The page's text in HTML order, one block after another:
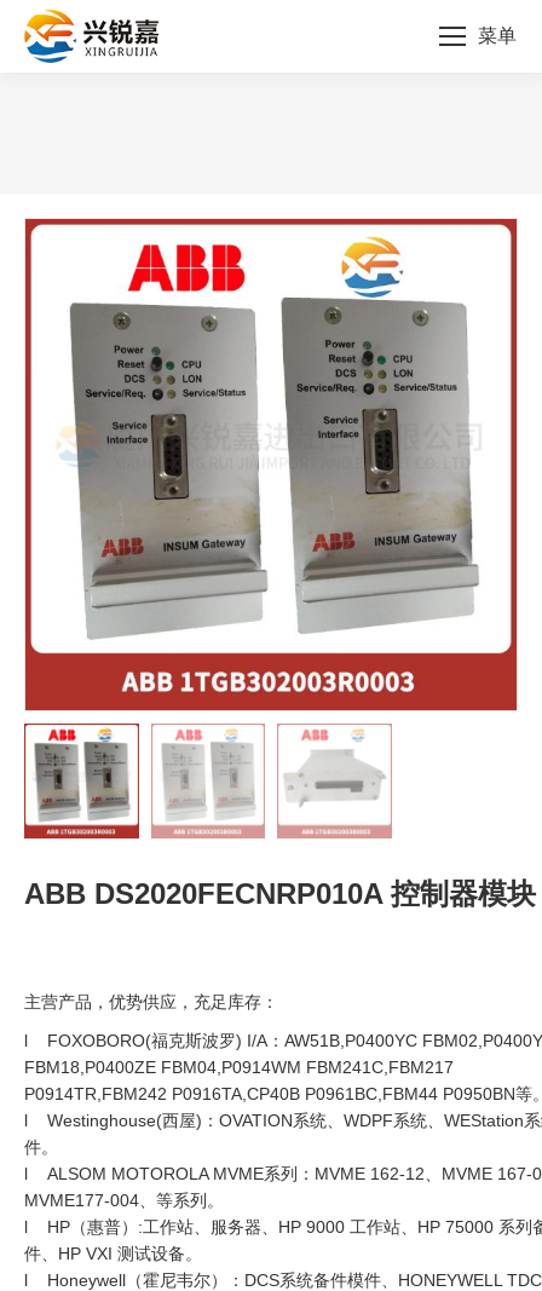
菜单
ABB DS2020FECNRP010A 控制器模块
主营产品，优势供应，充足库存：
l FOXOBORO(福克斯波罗) I/A：AW51B,P0400YC
FBM18,P0400ZE FBM04,P0914WM FBM241C,FBM217
P0914TR,FBM242 P0916TA,CP40B P0961BC,FBM44 P0950BN等
l Westinghouse(西屋)：OVATION系统、WDPF系统、WEStation
件。
l ALSOM MOTOROLA MVME系列：MVME 162-12、MVME 167-
MVME177-004、等系列。
l HP（惠普）:工作站、服务器、HP 9000 工作站、HP 75000 系列
件、HP VXI 测试设备。
l Honeywell（霍尼韦尔）：DCS系统备件模件、HONEYWELL